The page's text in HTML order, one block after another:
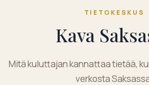
TIETOKESKUS
Kava
Mitä kuluttajan kannattaa tietää,
verkosta